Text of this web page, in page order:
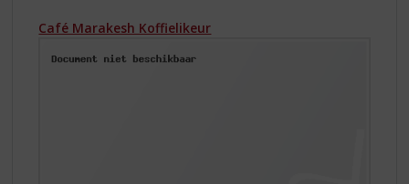
Café Marakesh Koffielikeur